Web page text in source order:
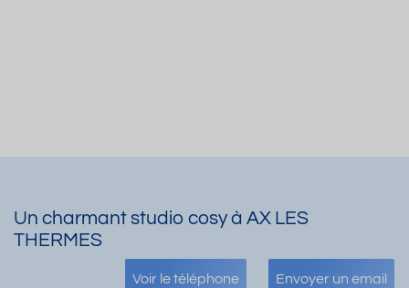
Un charmant studio cosy à AX LES
THERMES
Voir le téléphone Envoyer un email